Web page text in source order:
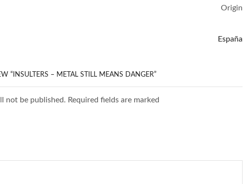
Origin
España
“INSULTERS – METAL STILL MEANS DANGER”
not be published. Required fields are marked